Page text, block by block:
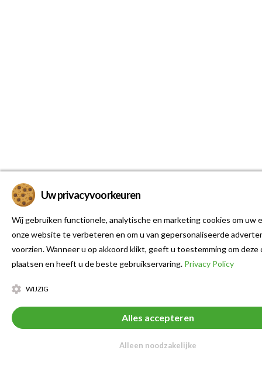
Uw privacyvoorkeuren
Wij gebruiken functionele, analytische en marketing cookies om uw
onze website te verbeteren en om u van gepersonaliseerde
voorzien. Wanneer u op akkoord klikt, geeft u toestemming om deze
plaatsen en heeft u de beste gebruikservaring. Privacy Policy
WIJZIG
Alles accepteren
Alleen noodzakelijke